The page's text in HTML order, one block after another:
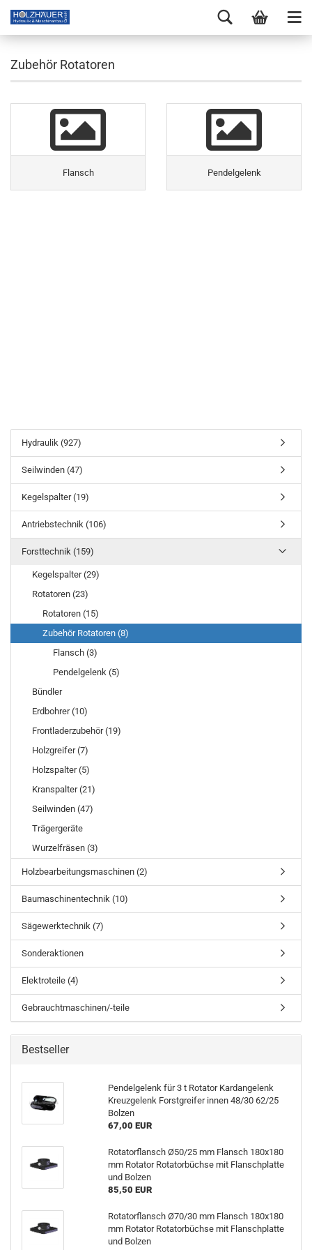
Zubehör Rotatoren
Flansch Pendelgelenk
Hydraulik (927)
Seilwinden (47)
Kegelspalter (19)
Antriebstechnik (106)
Forsttechnik (159)
Kegelspalter (29)
Rotatoren (23)
Rotatoren (15)
Zubehör Rotatoren (8)
Flansch (3)
Pendelgelenk (5)
Bündler
Erdbohrer (10)
Frontladerzubehör (19)
Holzgreifer (7)
Holzspalter (5)
Kranspalter (21)
Seilwinden (47)
Trägergeräte
Wurzelfräsen (3)
Holzbearbeitungsmaschinen (2)
Baumaschinentechnik (10)
Sägewerktechnik (7)
Sonderaktionen
Elektroteile (4)
Gebrauchtmaschinen/-teile
Bestseller
Pendelgelenk für 3 t Rotator Kardangelenk
Kreuzgelenk Forstgreifer innen 48/30 62/25
Bolzen
67,00 EUR
Rotatorflansch Ø50/25 mm Flansch 180x180
mm Rotator Rotatorbüchse mit Flanschplatte
und Bolzen
85,50 EUR
Rotatorflansch Ø70/30 mm Flansch 180x180
mm Rotator Rotatorbüchse mit Flanschplatte
und Bolzen